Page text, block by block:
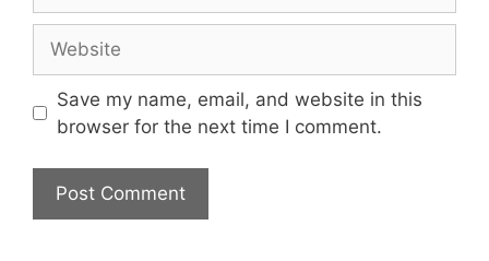
Save my name, email, and website in this
browser for the next time I comment.